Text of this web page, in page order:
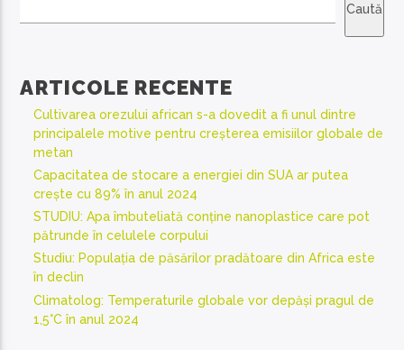
Caută
ARTICOLE RECENTE
Cultivarea orezului african s-a dovedit a fi unul dintre
principalele motive pentru creșterea emisiilor globale de
metan
Capacitatea de stocare a energiei din SUA ar putea
crește cu 89% în anul 2024
STUDIU: Apa îmbuteliată conține nanoplastice care pot
pătrunde în celulele corpului
Studiu: Populația de păsărilor pradătoare din Africa este
în declin
Climatolog: Temperaturile globale vor depăși pragul de
1,5°C în anul 2024